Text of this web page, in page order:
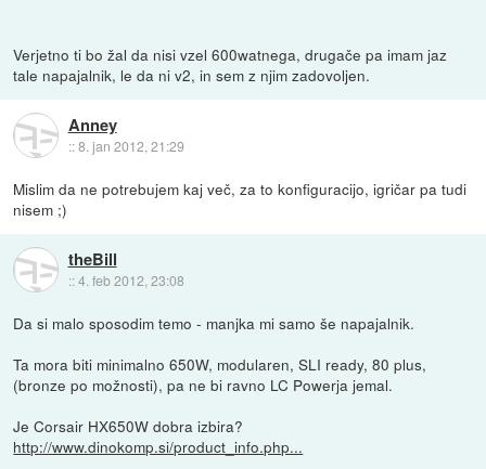
Verjetno ti bo žal da nisi vzel 600watnega, drugače pa imam jaz
tale napajalnik, le da ni v2, in sem z njim zadovoljen.
Anney
::8. jan 2012, 21:29
Mislim da ne potrebujem kaj več, za to konfiguracijo, igričar pa tudi
nisem ;)
theBill
::4. feb 2012, 23:08
Da si malo sposodim temo - manjka mi samo še napajalnik.
Ta mora biti minimalno 650W, modularen, SLI ready, 80 plus,
(bronze po možnosti), pa ne bi ravno LC Powerja jemal.
Je Corsair HX650W dobra izbira?
http://www.dinokomp.si/product_info.php...